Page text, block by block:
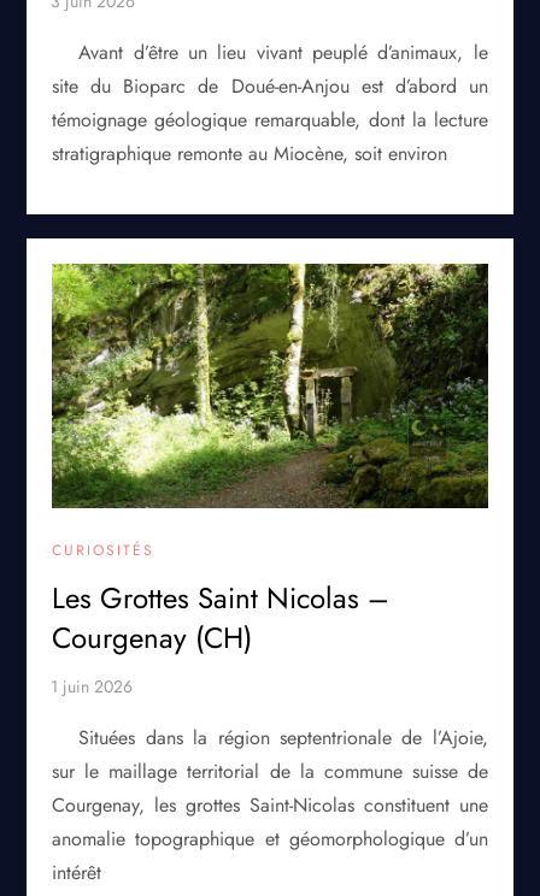
Avant d’être un lieu vivant peuplé d’animaux, le
site du Bioparc de Doué-en-Anjou est d’abord un
témoignage géologique remarquable, dont la lecture
stratigraphique remonte au Miocène, soit environ
CURIOSITÉS
Les Grottes Saint Nicolas –
Courgenay (CH)
Situées dans la région septentrionale de l’Ajoie,
sur le maillage territorial de la commune suisse de
Courgenay, les grottes Saint-Nicolas constituent une
anomalie topographique et géomorphologique d’un
intérêt